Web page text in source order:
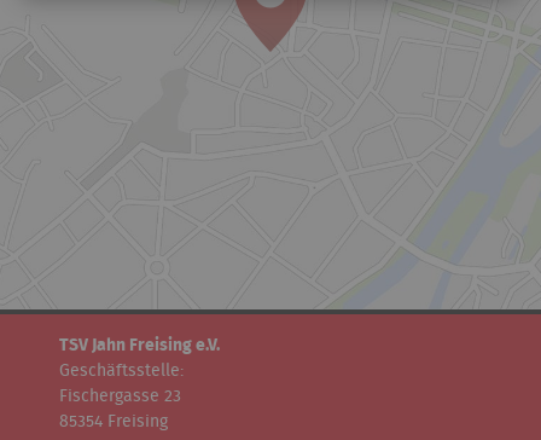
TSV Jahn Freising e.V.
Geschäftsstelle:
Fischergasse 23
85354 Freising